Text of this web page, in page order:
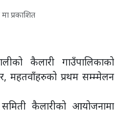
प्रकाशित
कैलारी गाउँपालिकाको
महतवाँहरुको प्रथम सम्म्मेलन
कैलारीको आयोजनामा